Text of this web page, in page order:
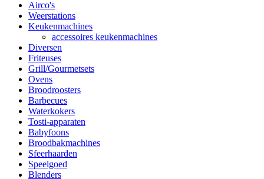
Airco's
Weerstations
Keukenmachines
accessoires keukenmachines
Diversen
Friteuses
Grill/Gourmetsets
Ovens
Broodroosters
Barbecues
Waterkokers
Tosti-apparaten
Babyfoons
Broodbakmachines
Sfeerhaarden
Speelgoed
Blenders